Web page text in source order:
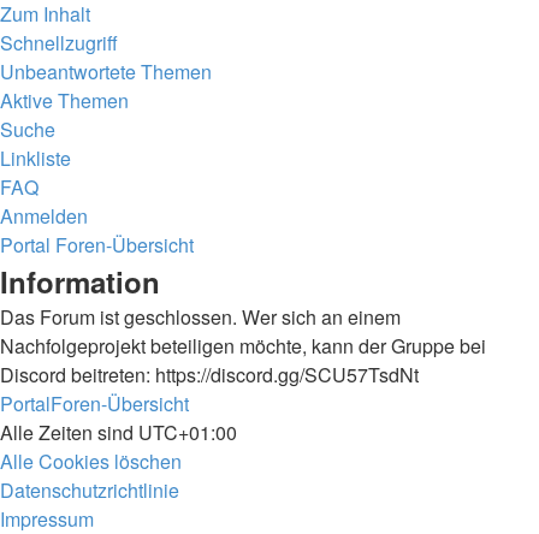
Zum Inhalt
Schnellzugriff
Unbeantwortete Themen
Aktive Themen
Suche
Linkliste
FAQ
Anmelden
Portal Foren-Übersicht
Suche
Information
Das Forum ist geschlossen. Wer sich an einem
Nachfolgeprojekt beteiligen möchte, kann der Gruppe bei
Discord beitreten: https://discord.gg/SCU57TsdNt
PortalForen-Übersicht
Alle Zeiten sind UTC+01:00
Alle Cookies löschen
Datenschutzrichtlinie
Impressum